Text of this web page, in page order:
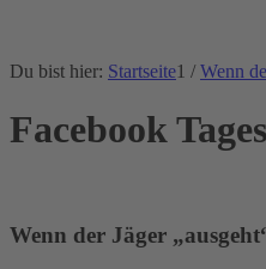
Du bist hier: Startseite1 / Wenn
Facebook
Wenn der Jäger „ausgeht